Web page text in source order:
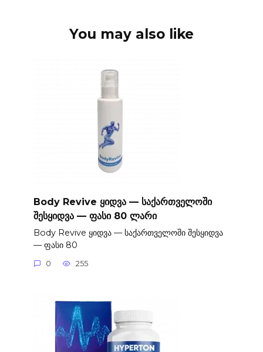
You may also like
Body Revive ყიდვა — საქართველოში
შესყიდვა — ფასი 80 ლარი
Body Revive ყიდვა — საქართველოში შესყიდვა
— ფასი 80
0 255